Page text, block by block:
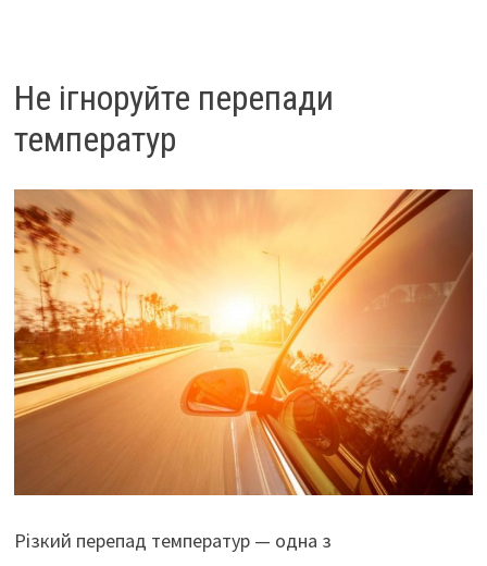
Не ігноруйте перепади
температур
Різкий перепад температур — одна з